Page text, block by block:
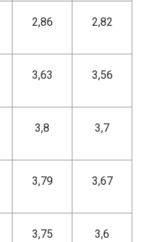
2,86 2,82
3,63 3,56
3,8 3,7
3,79 3,67
3,75 3,6